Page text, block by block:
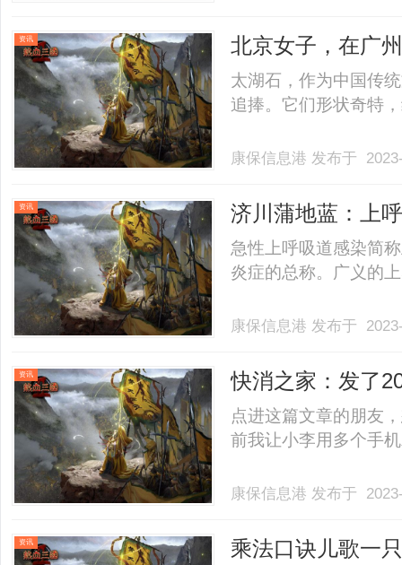
资讯
北京女子，在广
不肯卖
太湖石，作为中国传
追捧。它们形状奇特
康保信息港 发布于
资讯 济川蒲地蓝：上
急性上呼吸道感染简
炎症的总称。广义的
康保信息港 发布于
资讯
快消之家：发了
应对
点进这篇文章的朋友
前我让小李用多个手
康保信息港 发布于
资讯 乘法口诀儿歌一